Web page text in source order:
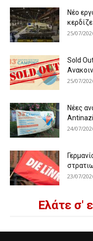
Νέο
25/07/
Sold
25/07/
Νέες
Antinazi
24/07/
23/07/
Ελάτε σ'